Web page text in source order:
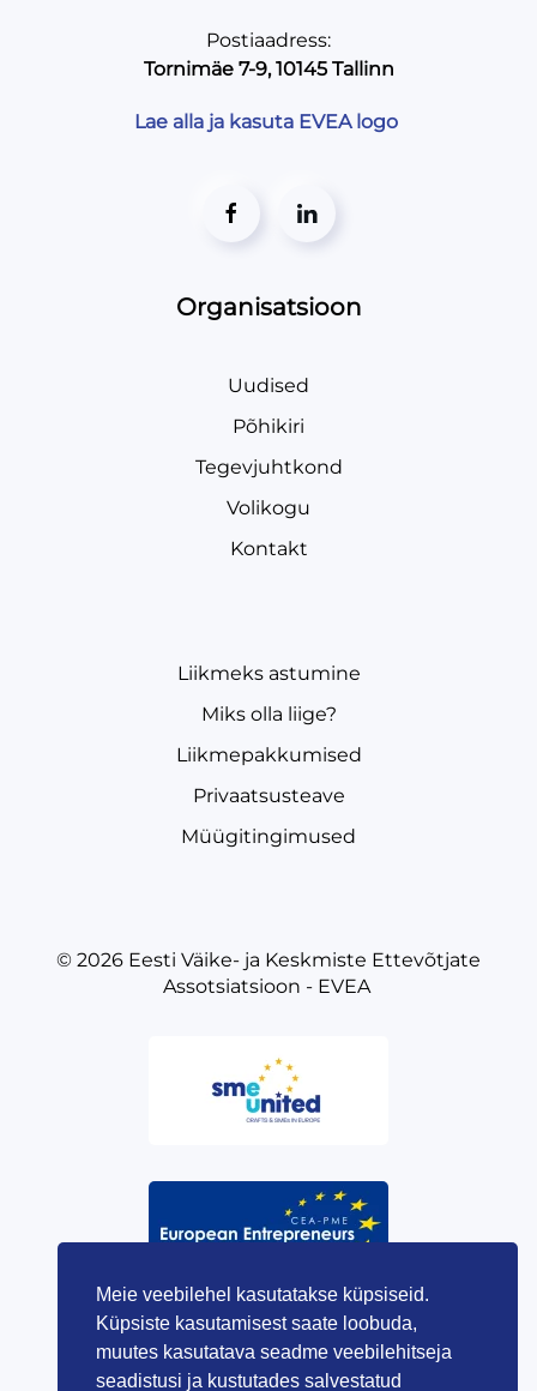
Postiaadress:
Tornimäe 7-9, 10145 Tallinn
Lae alla ja kasuta EVEA logo
Organisatsioon
Uudised
Põhikiri
Tegevjuhtkond
Volikogu
Kontakt
Liikmeks astumine
Miks olla liige?
Liikmepakkumised
Privaatsusteave
Müügitingimused
© 2026 Eesti Väike- ja Keskmiste Ettevõtjate
Assotsiatsioon - EVEA
Meie veebilehel kasutatakse küpsiseid.
Küpsiste kasutamisest saate loobuda,
muutes kasutatava seadme veebilehitseja
seadistusi ja kustutades salvestatud